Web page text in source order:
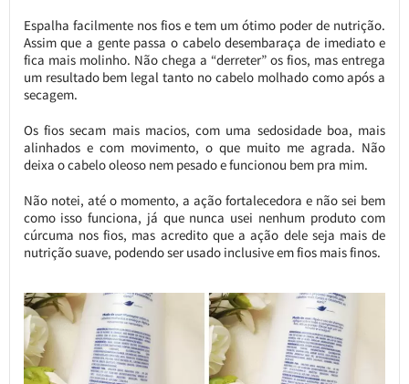
Espalha facilmente nos fios e tem um ótimo poder de nutrição.
Assim que a gente passa o cabelo desembaraça de imediato e
fica mais molinho. Não chega a “derreter” os fios, mas entrega
um resultado bem legal tanto no cabelo molhado como após a
secagem.
Os fios secam mais macios, com uma sedosidade boa, mais
alinhados e com movimento, o que muito me agrada. Não
deixa o cabelo oleoso nem pesado e funcionou bem pra mim.
Não notei, até o momento, a ação fortalecedora e não sei bem
como isso funciona, já que nunca usei nenhum produto com
cúrcuma nos fios, mas acredito que a ação dele seja mais de
nutrição suave, podendo ser usado inclusive em fios mais finos.